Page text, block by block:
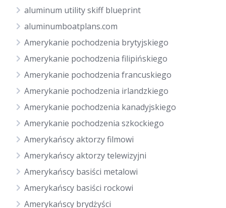
aluminum utility skiff blueprint
aluminumboatplans.com
Amerykanie pochodzenia brytyjskiego
Amerykanie pochodzenia filipińskiego
Amerykanie pochodzenia francuskiego
Amerykanie pochodzenia irlandzkiego
Amerykanie pochodzenia kanadyjskiego
Amerykanie pochodzenia szkockiego
Amerykańscy aktorzy filmowi
Amerykańscy aktorzy telewizyjni
Amerykańscy basiści metalowi
Amerykańscy basiści rockowi
Amerykańscy brydżyści